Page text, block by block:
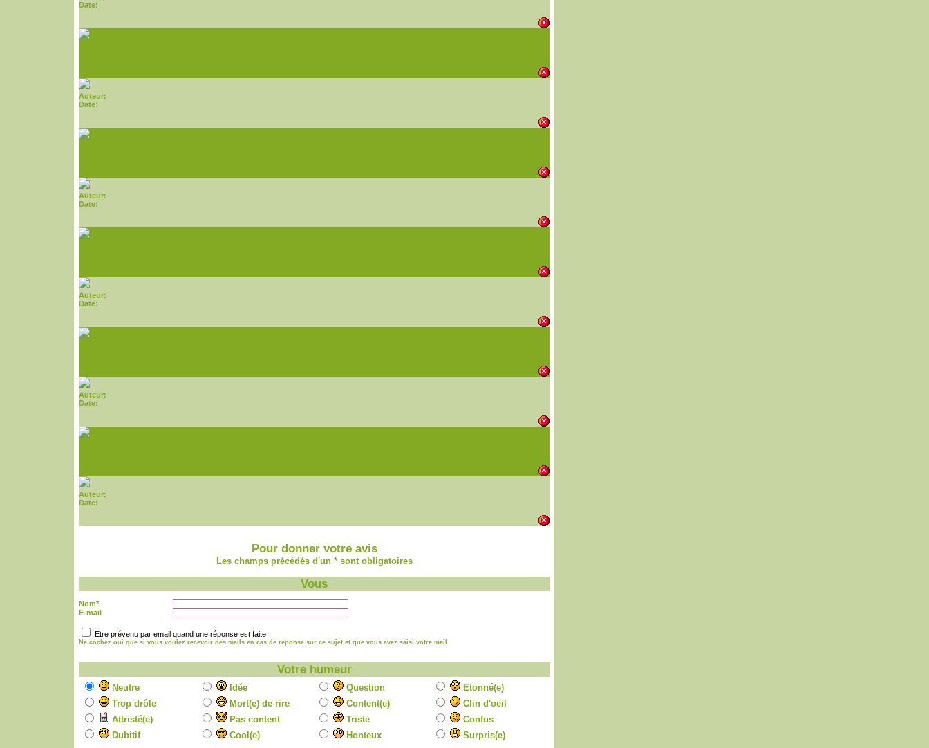
Date:
Auteur:
Date:
Auteur:
Date:
Auteur:
Date:
Auteur:
Date:
Auteur:
Date:
Pour donner votre avis
Les champs précédés d'un * sont obligatoires
Vous
Nom*
E-mail
Etre prévenu par email quand une réponse est faite
Ne cochez oui que si vous voulez recevoir des mails en cas de réponse sur ce sujet et que vous avez saisi votre mail
Votre humeur
Neutre Idée Question
Etonné(e)
Trop drôle
Mort(e) de rire Content(e)
Clin d'oeil
Attristé(e)
Pas content Triste
Confus
Dubitif
Cool(e) Honteux Surpris(e)